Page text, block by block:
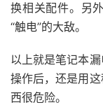
换相关配件。另
“触电”的大敌。
以上就是笔记本
操作后，还是用
西很危险。